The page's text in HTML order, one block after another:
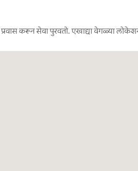
करून सेवा पुरवतो. एखाद्या वेगळ्या